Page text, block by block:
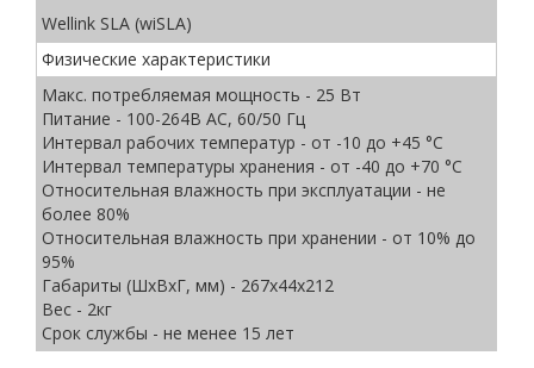
Wellink SLA (wiSLA)
Физические характеристики
Макс. потребляемая мощность - 25 Вт
Питание - 100-264В AC, 60/50 Гц
Интервал рабочих температур - от -10 до +45 °С
Интервал температуры хранения - от -40 до +70 °С
Относительная влажность при эксплуатации - не
более 80%
Относительная влажность при хранении - от 10% до
95%
Габариты (ШхВxГ, мм) - 267х44х212
Вес - 2кг
Срок службы - не менее 15 лет